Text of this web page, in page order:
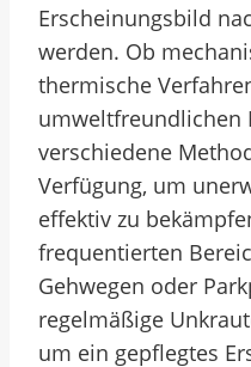
Erscheinungsbild
werden. Ob
thermische
umweltfreundlichen
verschiedene
Verfügung, um
effektiv zu
frequentierten
Gehwegen oder
regelmäßige
um ein gepflegtes